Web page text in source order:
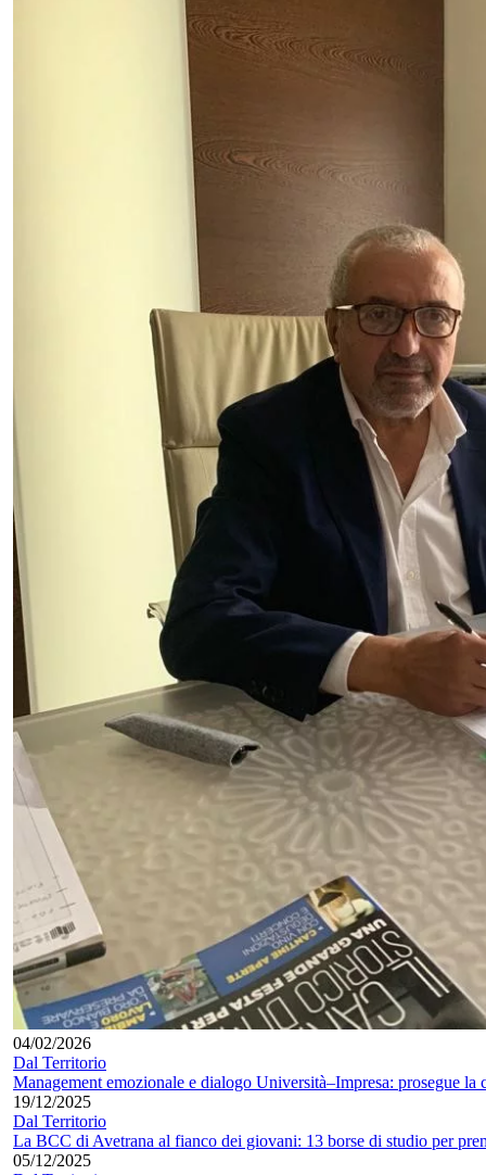
04/02/2026
Dal Territorio
Management emozionale e dialogo Università–Impresa: prosegue
19/12/2025
Dal Territorio
La BCC di Avetrana al fianco dei giovani: 13 borse di studio per
05/12/2025